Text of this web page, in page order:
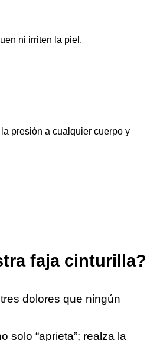
ni irriten la piel.
presión a cualquier cuerpo y
faja cinturilla?
dolores que ningún
solo “aprieta”; realza la